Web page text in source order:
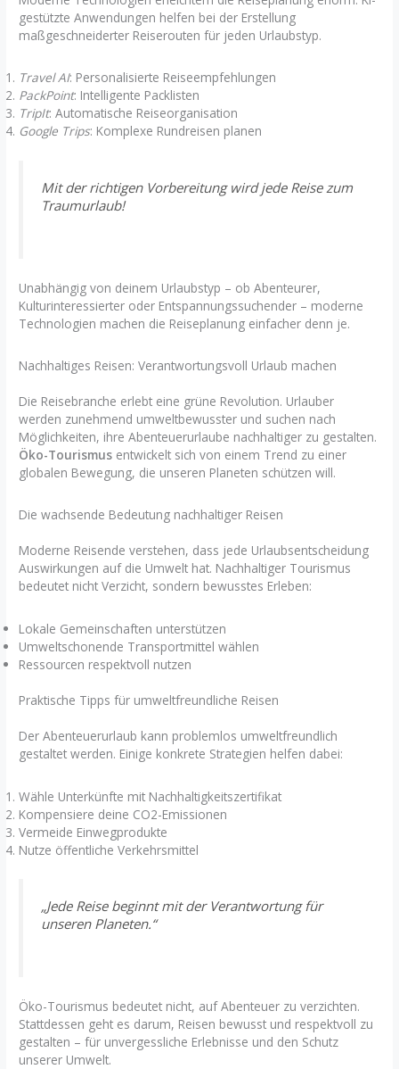
gestützte Anwendungen helfen bei der Erstellung
maßgeschneiderter Reiserouten für jeden Urlaubstyp.
Travel AI: Personalisierte Reiseempfehlungen
PackPoint: Intelligente Packlisten
TripIt: Automatische Reiseorganisation
Google Trips: Komplexe Rundreisen planen
Mit der richtigen Vorbereitung wird jede Reise zum
Traumurlaub!
Unabhängig von deinem Urlaubstyp – ob Abenteurer,
Kulturinteressierter oder Entspannungssuchender – moderne
Technologien machen die Reiseplanung einfacher denn je.
Nachhaltiges Reisen: Verantwortungsvoll Urlaub machen
Die Reisebranche erlebt eine grüne Revolution. Urlauber
werden zunehmend umweltbewusster und suchen nach
Möglichkeiten, ihre Abenteuerurlaube nachhaltiger zu gestalten.
Öko-Tourismus entwickelt sich von einem Trend zu einer
globalen Bewegung, die unseren Planeten schützen will.
Die wachsende Bedeutung nachhaltiger Reisen
Moderne Reisende verstehen, dass jede Urlaubsentscheidung
Auswirkungen auf die Umwelt hat. Nachhaltiger Tourismus
bedeutet nicht Verzicht, sondern bewusstes Erleben:
Lokale Gemeinschaften unterstützen
Umweltschonende Transportmittel wählen
Ressourcen respektvoll nutzen
Praktische Tipps für umweltfreundliche Reisen
Der Abenteuerurlaub kann problemlos umweltfreundlich
gestaltet werden. Einige konkrete Strategien helfen dabei:
Wähle Unterkünfte mit Nachhaltigkeitszertifikat
Kompensiere deine CO2-Emissionen
Vermeide Einwegprodukte
Nutze öffentliche Verkehrsmittel
„Jede Reise beginnt mit der Verantwortung für
unseren Planeten.“
Öko-Tourismus bedeutet nicht, auf Abenteuer zu verzichten.
Stattdessen geht es darum, Reisen bewusst und respektvoll zu
gestalten – für unvergessliche Erlebnisse und den Schutz
unserer Umwelt.